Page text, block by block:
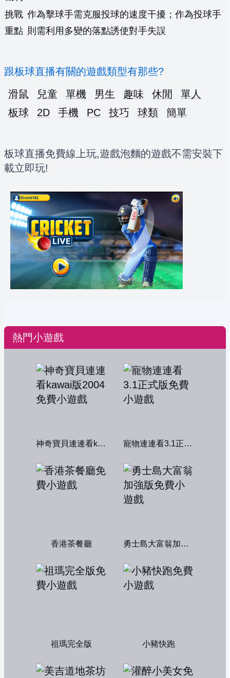
挑戰
重點
作為擊球手需克服投球的速度干擾；作為投球手
則需利用多變的落點誘使對手失誤
跟板球直播有關的遊戲類型有那些?
滑鼠
兒童 單機 男生 趣味 休閒
單人
板球
2D 手機 PC 技巧 球類 簡單
板球直播免費線上玩,遊戲泡麵的遊戲不需安裝下
載立即玩!
熱門小遊戲
神奇寶貝連連看kawai版2004 寵物連連看3.1正式版
香港茶餐廳 勇士島大富翁加強版
祖瑪完全版 小豬快跑